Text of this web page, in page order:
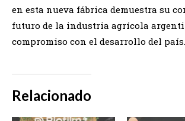
en esta nueva fábrica demuestra su
futuro de la industria agrícola
compromiso con el desarrollo del país.
Relacionado